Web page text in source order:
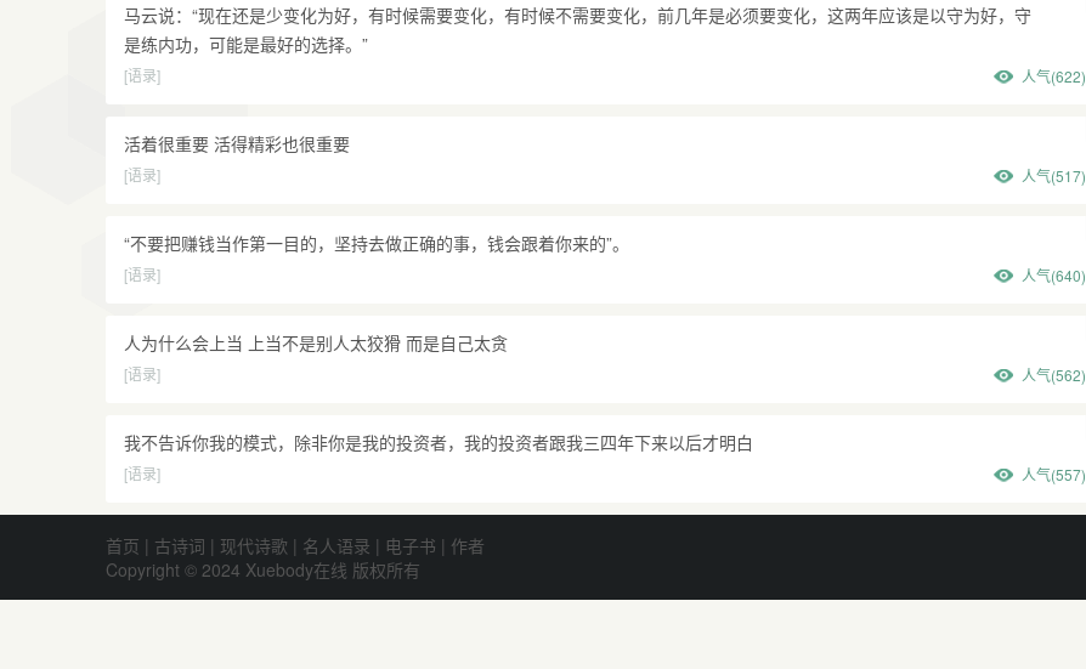
马云说：“现在还是少变化为好，有时候需要变化，有时候不需要变化，前几年是必须要变化，这两年应该是以守为好，守
是练内功，可能是最好的选择。”
[语录] 人气(622)
活着很重要 活得精彩也很重要
[语录] 人气(517)
“不要把赚钱当作第一目的，坚持去做正确的事，钱会跟着你来的”。
[语录] 人气(640)
人为什么会上当 上当不是别人太狡猾 而是自己太贪
[语录] 人气(562)
我不告诉你我的模式，除非你是我的投资者，我的投资者跟我三四年下来以后才明白
[语录] 人气(557)
首页 | 古诗词 | 现代诗歌 | 名人语录 | 电子书 | 作者
Copyright © 2024 Xuebody在线 版权所有